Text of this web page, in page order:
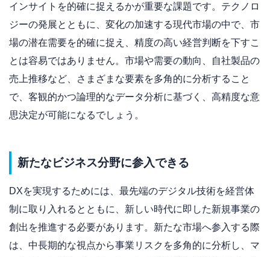
インサイトを的確に捉えるかが重要な課題です。テクノロ
ジーの発展とともに、変化の加速する現代市場の中で、市
場の潜在需要を的確に捉え、精度の高い経営判断を下すこ
とは容易ではありません。市場や需要の動向、自社製品の
売上推移など、さまざまな要素を多角的に分析すること
で、客観的かつ論理的なデータ分析に基づく、高精度な意
思決定が可能になるでしょう。
新たなビジネス分野に参入できる
DXを実現するためには、最先端のデジタル技術を経営体
制に取り入れるとともに、新しい時代に即した新規事業の
創出を推進する必要があります。新たな市場へ参入する際
は、中長期的な視点から事業リスクを多角的に分析し、マ